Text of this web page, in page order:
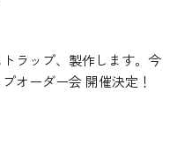
ラップ、製作します。今
オーダー会 開催決定！